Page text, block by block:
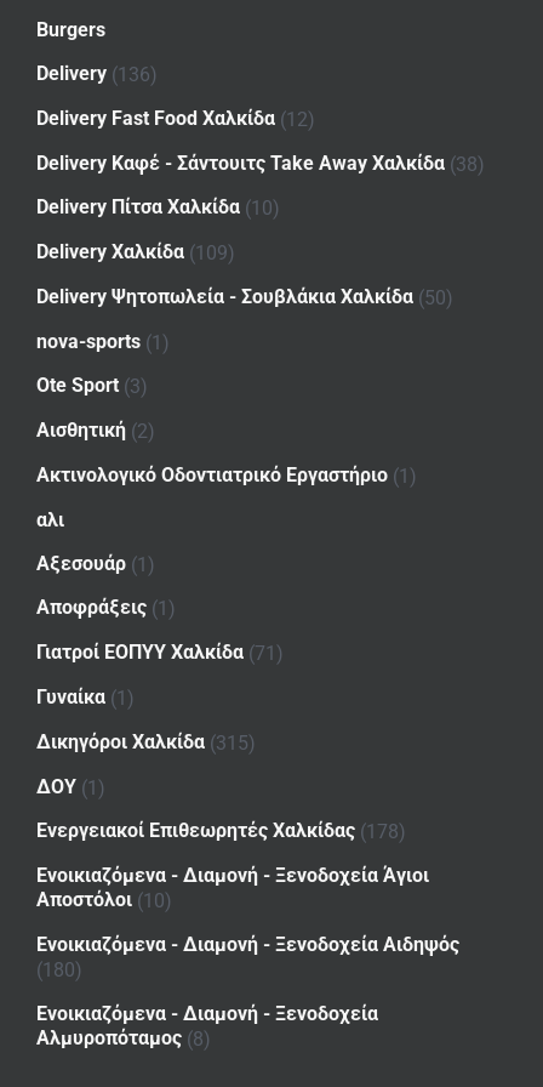
Burgers
Delivery (136)
Delivery Fast Food Χαλκίδα (12)
Delivery Καφέ - Σάντουιτς Take Away Χαλκίδα (38)
Delivery Πίτσα Χαλκίδα (10)
Delivery Χαλκίδα (109)
Delivery Ψητοπωλεία - Σουβλάκια Χαλκίδα (50)
nova-sports (1)
Ote Sport (3)
Αισθητική (2)
Ακτινολογικό Οδοντιατρικό Εργαστήριο (1)
αλι
Αξεσουάρ (1)
Αποφράξεις (1)
Γιατροί ΕΟΠΥΥ Χαλκίδα (71)
Γυναίκα (1)
Δικηγόροι Χαλκίδα (315)
ΔΟΥ (1)
Ενεργειακοί Επιθεωρητές Χαλκίδας (178)
Ενοικιαζόμενα - Διαμονή - Ξενοδοχεία Άγιοι
Αποστόλοι (10)
Ενοικιαζόμενα - Διαμονή - Ξενοδοχεία Αιδηψός
(180)
Ενοικιαζόμενα - Διαμονή - Ξενοδοχεία
Αλμυροπόταμος (8)